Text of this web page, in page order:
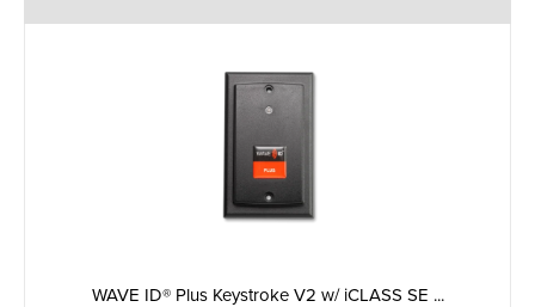
WAVE ID® Plus Keystroke V2 w/ iCLASS SE ...